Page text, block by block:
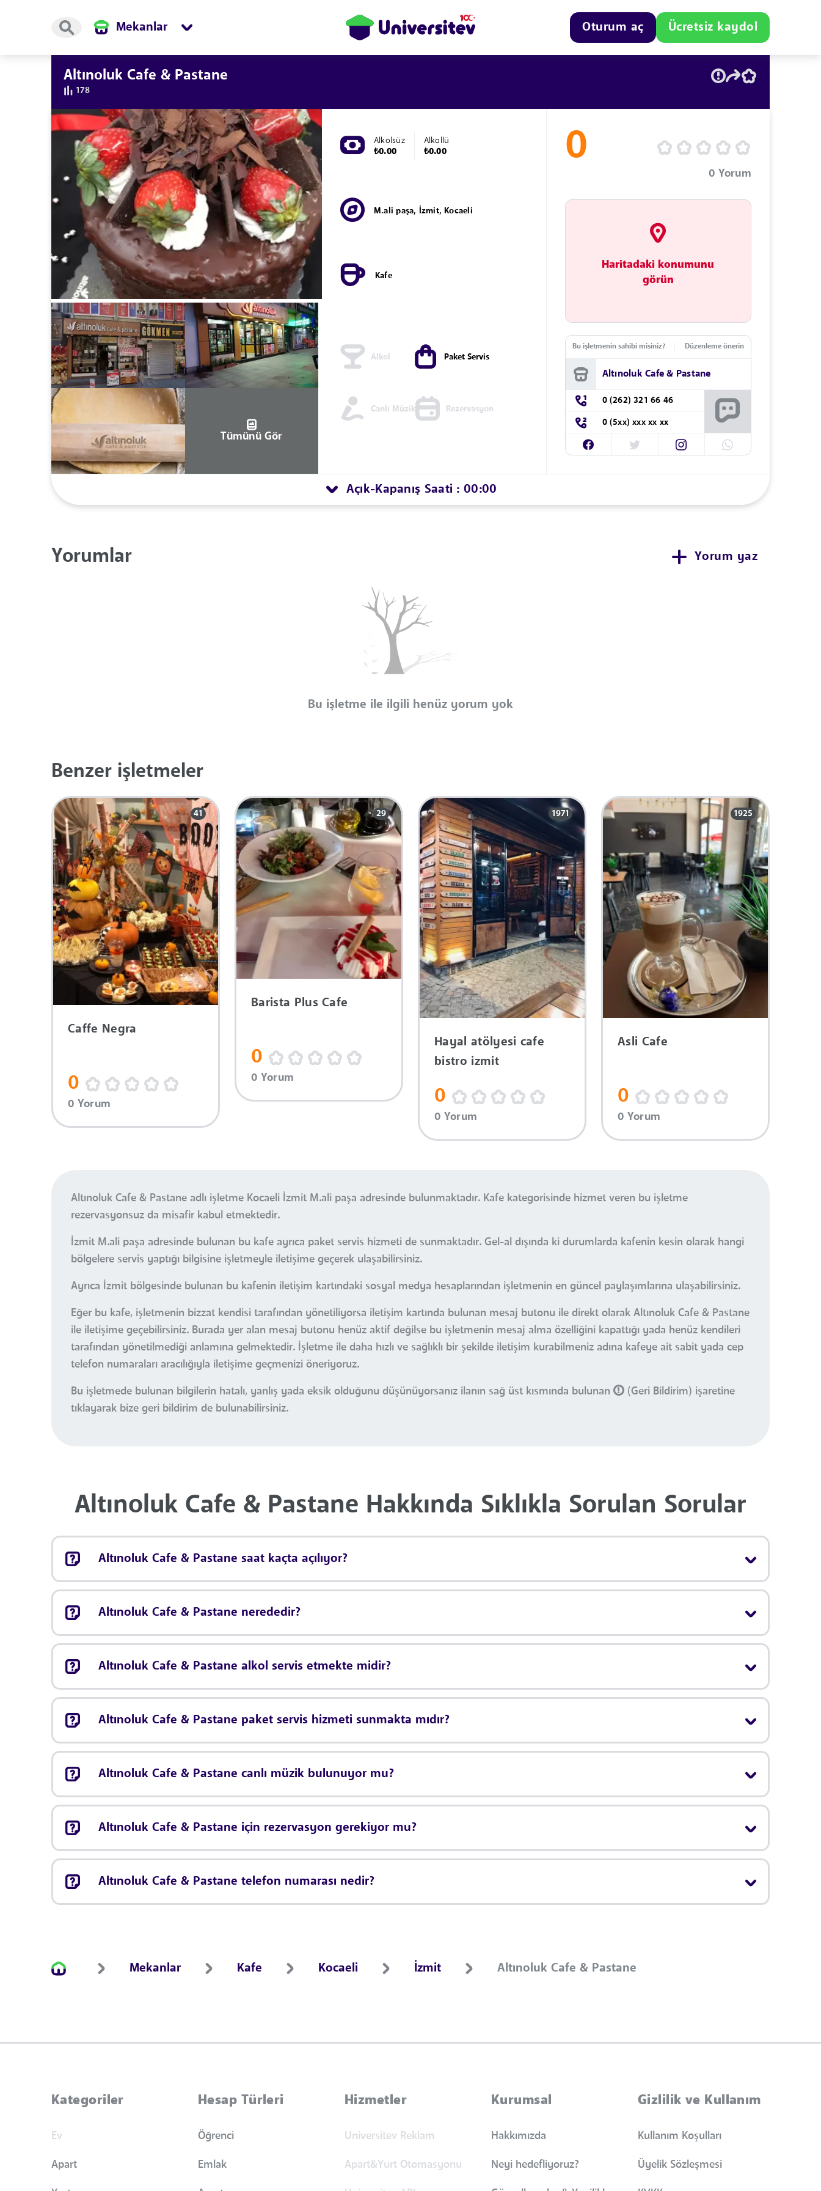
Mekanlar Oturum aç Ücretsiz kaydol
Altınoluk Cafe & Pastane
178
Tümünü Gör
Alkolsüz
₺0.00
Alkollü
₺0.00
M.ali paşa, İzmit, Kocaeli
Kafe
Alkol Paket Servis
Canlı Müzik Rezervasyon
0
0 Yorum
Haritadaki konumunu
görün
Bu işletmenin sahibi misiniz? Düzenleme önerin
Altınoluk Cafe & Pastane
0 (262) 321 66 46
0 (5xx) xxx xx xx
Açık-Kapanış Saati : 00:00
Yorumlar Yorum yaz
Bu işletme ile ilgili henüz yorum yok
Benzer işletmeler
41
Caffe Negra
0
0 Yorum
29
Barista Plus Cafe
0
0 Yorum
1971
Hayal atölyesi cafe
bistro izmit
0
0 Yorum
1925
Asli Cafe
0
0 Yorum
Altınoluk Cafe & Pastane adlı işletme Kocaeli İzmit M.ali paşa adresinde bulunmaktadır. Kafe kategorisinde hizmet veren bu işletme
rezervasyonsuz da misafir kabul etmektedir.
İzmit M.ali paşa adresinde bulunan bu kafe ayrıca paket servis hizmeti de sunmaktadır. Gel-al dışında ki durumlarda kafenin kesin olarak hangi
bölgelere servis yaptığı bilgisine işletmeyle iletişime geçerek ulaşabilirsiniz.
Ayrıca İzmit bölgesinde bulunan bu kafenin iletişim kartındaki sosyal medya hesaplarından işletmenin en güncel paylaşımlarına ulaşabilirsiniz.
Eğer bu kafe, işletmenin bizzat kendisi tarafından yönetiliyorsa iletişim kartında bulunan mesaj butonu ile direkt olarak Altınoluk Cafe & Pastane
ile iletişime geçebilirsiniz. Burada yer alan mesaj butonu henüz aktif değilse bu işletmenin mesaj alma özelliğini kapattığı yada henüz kendileri
tarafından yönetilmediği anlamına gelmektedir. İşletme ile daha hızlı ve sağlıklı bir şekilde iletişim kurabilmeniz adına kafeye ait sabit yada cep
telefon numaraları aracılığıyla iletişime geçmenizi öneriyoruz.
Bu işletmede bulunan bilgilerin hatalı, yanlış yada eksik olduğunu düşünüyorsanız ilanın sağ üst kısmında bulunan
(Geri Bildirim) işaretine
tıklayarak bize geri bildirim de bulunabilirsiniz.
Altınoluk Cafe & Pastane Hakkında Sıklıkla Sorulan Sorular
Altınoluk Cafe & Pastane saat kaçta açılıyor?
Altınoluk Cafe & Pastane nerededir?
Altınoluk Cafe & Pastane alkol servis etmekte midir?
Altınoluk Cafe & Pastane paket servis hizmeti sunmakta mıdır?
Altınoluk Cafe & Pastane canlı müzik bulunuyor mu?
Altınoluk Cafe & Pastane için rezervasyon gerekiyor mu?
Altınoluk Cafe & Pastane telefon numarası nedir?
Mekanlar Kafe Kocaeli İzmit Altınoluk Cafe & Pastane
Kategoriler
Ev
Apart
Hesap Türleri
Öğrenci
Emlak
Hizmetler
Universitev Reklam
Apart&Yurt Otomasyonu
Kurumsal
Hakkımızda
Neyi hedefliyoruz?
Gizlilik ve Kullanım
Kullanım Koşulları
Üyelik Sözleşmesi